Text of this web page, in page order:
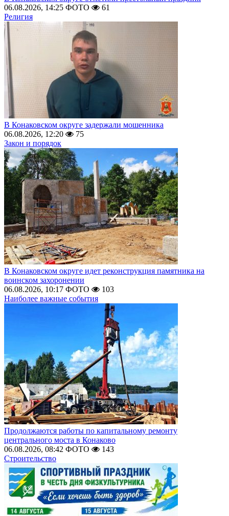
06.08.2026, 14:25 ФОТО
61
Религия
В Конаковском округе задержали мошенника
06.08.2026, 12:20
75
Закон и порядок
В Конаковском округе идет реконструкция памятника на
воинском захоронении
06.08.2026, 10:17 ФОТО
103
Наиболее важные события
Продолжаются работы по капитальному ремонту
центрального моста в Конаково
06.08.2026, 08:42 ФОТО
143
Строительство